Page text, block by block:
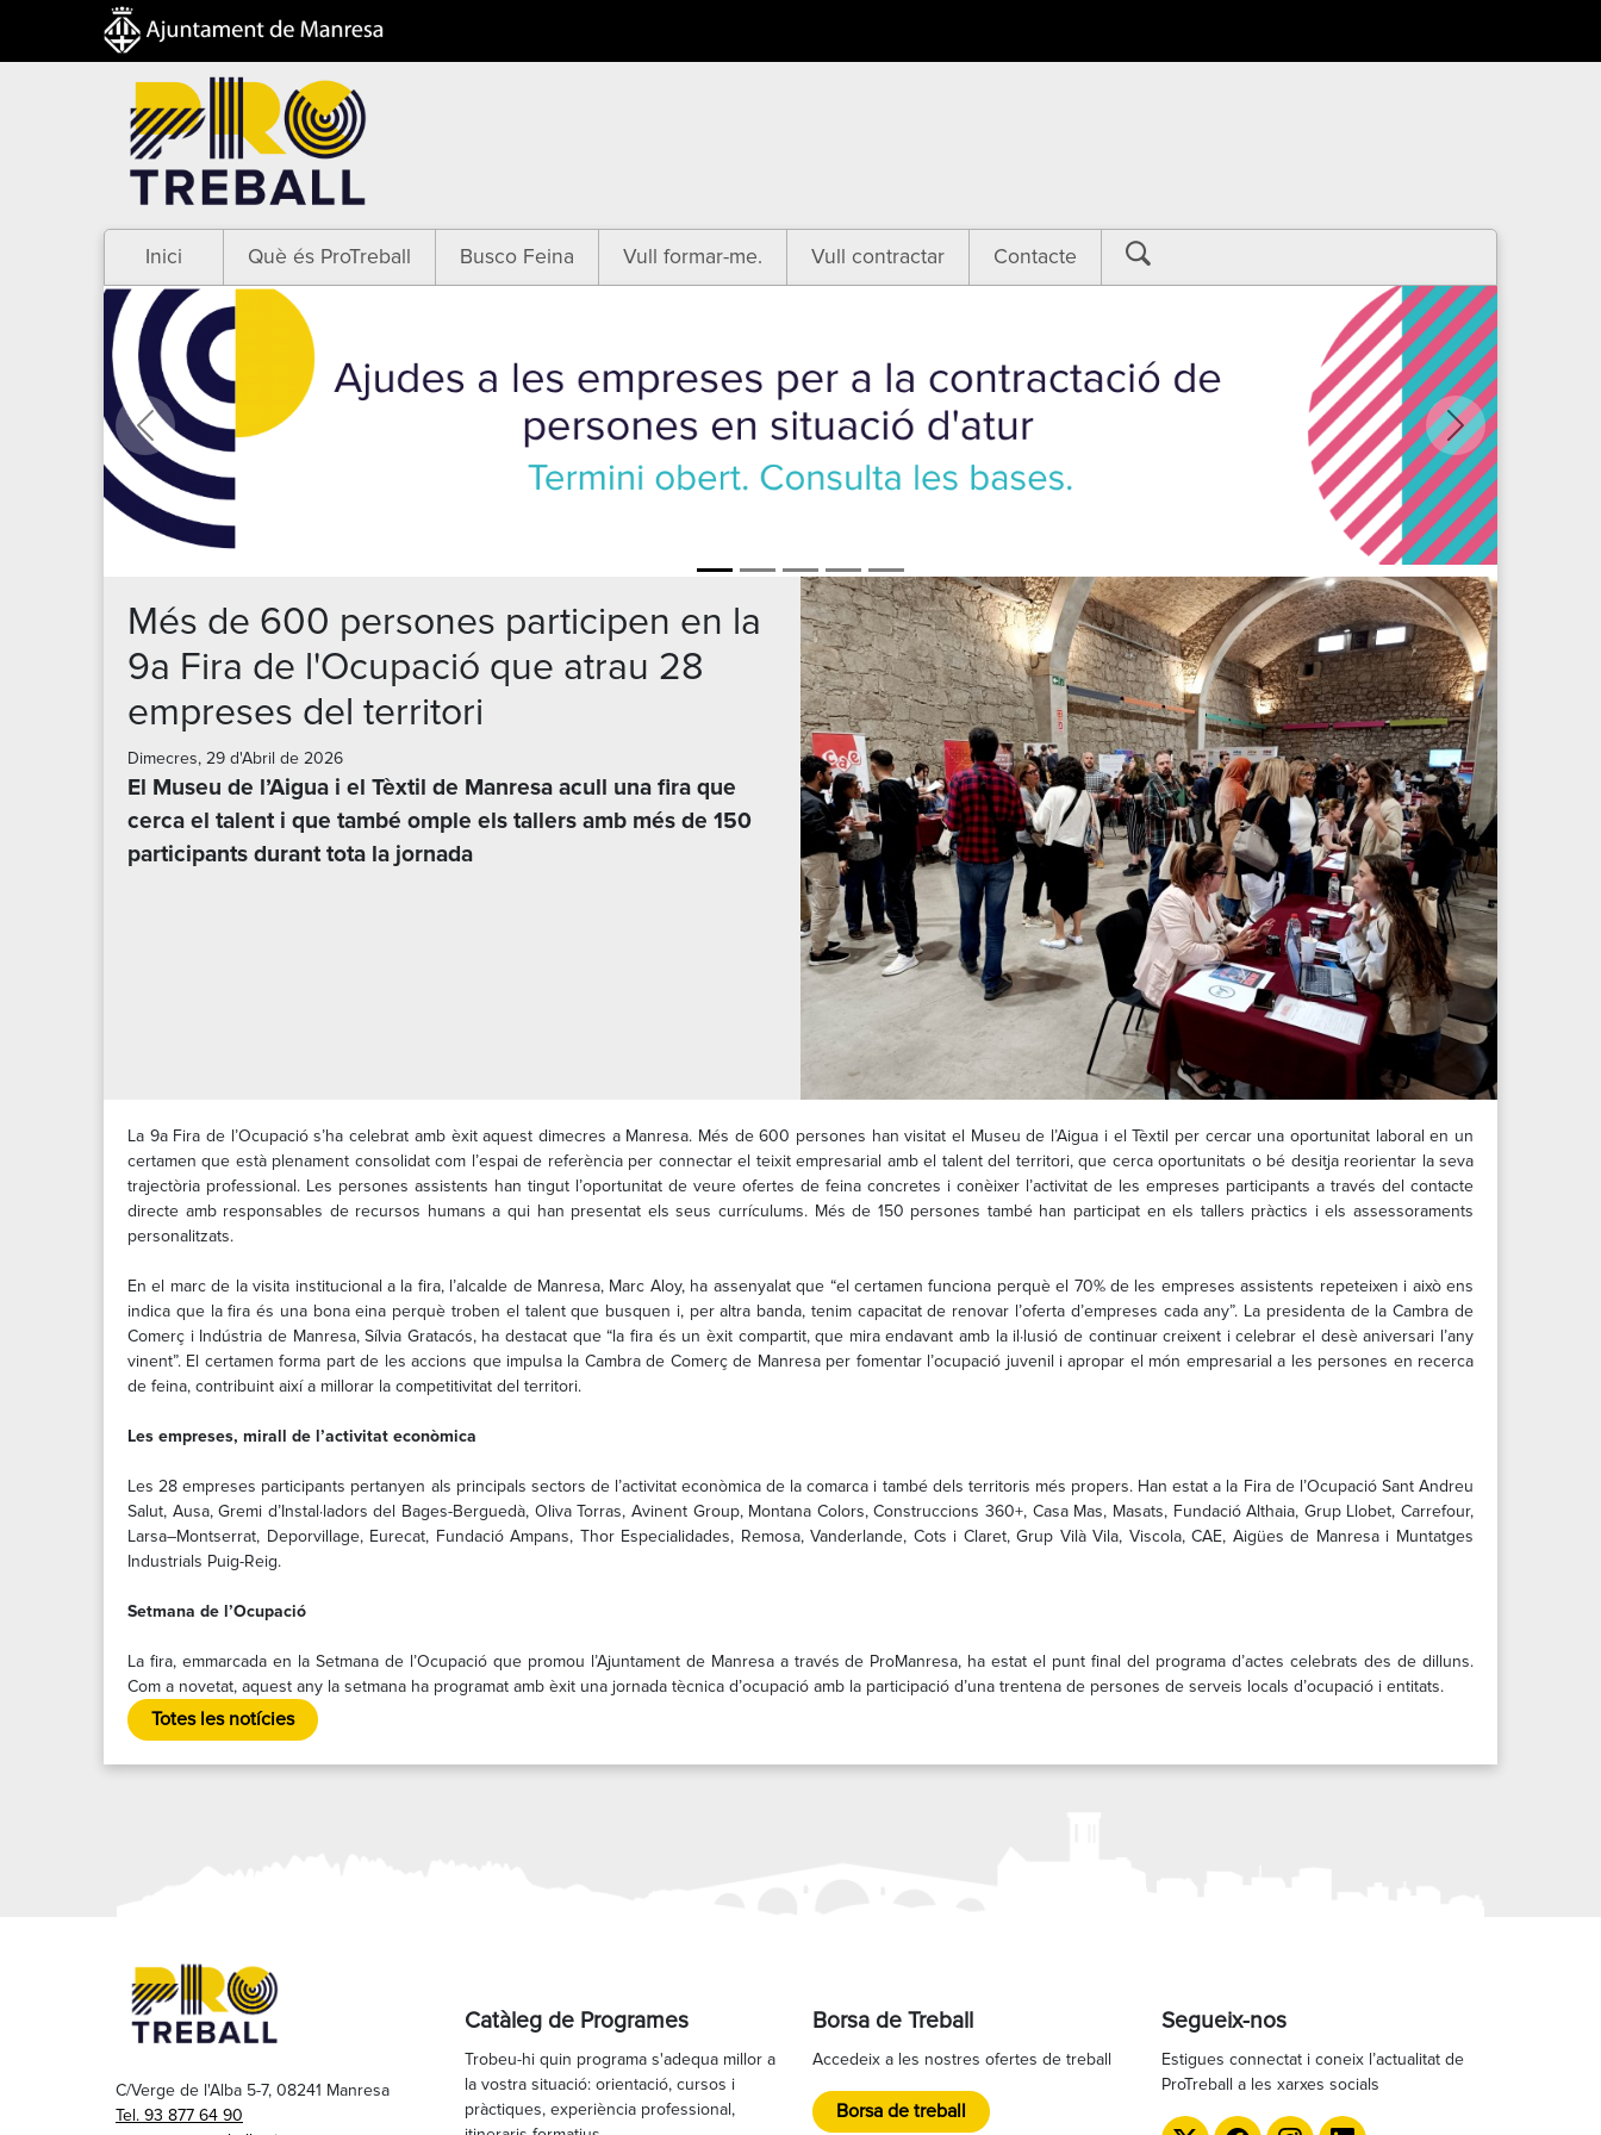
Inici Què és ProTreball Busco Feina Vull formar-me. Vull contractar Contacte
Anterior Següent
Més de 600 persones participen en la
9a Fira de l'Ocupació que atrau 28
empreses del territori
Dimecres, 29 d'Abril de 2026
El Museu de l’Aigua i el Tèxtil de Manresa acull una fira que
cerca el talent i que també omple els tallers amb més de 150
participants durant tota la jornada
La 9a Fira de l’Ocupació s’ha celebrat amb èxit aquest dimecres a Manresa. Més de 600 persones han visitat el Museu de l’Aigua i el Tèxtil per cercar una oportunitat laboral en un
certamen que està plenament consolidat com l’espai de referència per connectar el teixit empresarial amb el talent del territori, que cerca oportunitats o bé desitja reorientar la seva
trajectòria professional. Les persones assistents han tingut l’oportunitat de veure ofertes de feina concretes i conèixer l’activitat de les empreses participants a través del contacte
directe amb responsables de recursos humans a qui han presentat els seus currículums. Més de 150 persones també han participat en els tallers pràctics i els assessoraments
personalitzats.
En el marc de la visita institucional a la fira, l’alcalde de Manresa, Marc Aloy, ha assenyalat que “el certamen funciona perquè el 70% de les empreses assistents repeteixen i això ens
indica que la fira és una bona eina perquè troben el talent que busquen i, per altra banda, tenim capacitat de renovar l’oferta d’empreses cada any”. La presidenta de la Cambra de
Comerç i Indústria de Manresa, Sílvia Gratacós, ha destacat que “la fira és un èxit compartit, que mira endavant amb la il·lusió de continuar creixent i celebrar el desè aniversari l’any
vinent”. El certamen forma part de les accions que impulsa la Cambra de Comerç de Manresa per fomentar l’ocupació juvenil i apropar el món empresarial a les persones en recerca
de feina, contribuint així a millorar la competitivitat del territori.
Les empreses, mirall de l’activitat econòmica
Les 28 empreses participants pertanyen als principals sectors de l’activitat econòmica de la comarca i també dels territoris més propers. Han estat a la Fira de l’Ocupació Sant Andreu
Salut, Ausa, Gremi d’Instal·ladors del Bages-Berguedà, Oliva Torras, Avinent Group, Montana Colors, Construccions 360+, Casa Mas, Masats, Fundació Althaia, Grup Llobet, Carrefour,
Larsa–Montserrat, Deporvillage, Eurecat, Fundació Ampans, Thor Especialidades, Remosa, Vanderlande, Cots i Claret, Grup Vilà Vila, Viscola, CAE, Aigües de Manresa i Muntatges
Industrials Puig-Reig.
Setmana de l’Ocupació
La fira, emmarcada en la Setmana de l’Ocupació que promou l’Ajuntament de Manresa a través de ProManresa, ha estat el punt final del programa d’actes celebrats des de dilluns.
Com a novetat, aquest any la setmana ha programat amb èxit una jornada tècnica d’ocupació amb la participació d’una trentena de persones de serveis locals d’ocupació i entitats.
Totes les notícies
C/Verge de l'Alba 5-7, 08241 Manresa
Tel. 93 877 64 90
Catàleg de Programes
Trobeu-hi quin programa s'adequa millor a
la vostra situació: orientació, cursos i
pràctiques, experiència professional,
Borsa de Treball
Accedeix a les nostres ofertes de treball
Borsa de treball
Segueix-nos
Estigues connectat i coneix l’actualitat de
ProTreball a les xarxes socials